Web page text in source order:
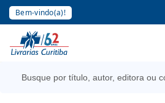
Bem-vindo(a)!